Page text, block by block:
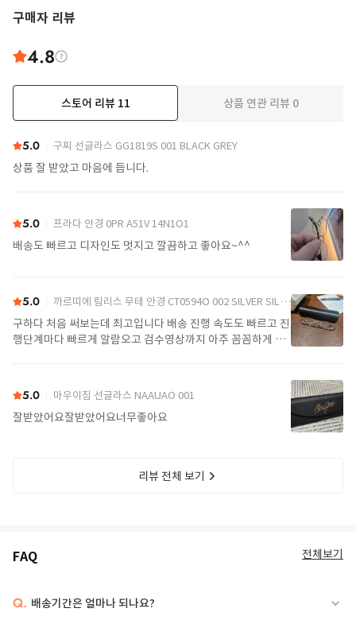
구매자 리뷰
4.8
스토어 리뷰 11 상품 연관 리뷰 0
5.0 구찌 선글라스 GG1819S 001 BLACK GREY
상품 잘 받았고 마음에 듭니다.
5.0 프라다 안경 0PR A51V 14N1O1
배송도 빠르고 디자인도 멋지고 깔끔하고 좋아요~^^
5.0 까르띠에 림리스 무테 안경 CT0594O 002 SILVER SILVER TRANSPARENT
구하다 처음 써보는데 최고입니다 배송 진행 속도도 빠르고 진
행단계마다 빠르게 알람오고 검수영상까지 아주 꼼꼼하게 찍
5.0 마우이짐 선글라스 NAAUAO 001
잘받았어요잘받았어요너무좋아요
리뷰 전체 보기
FAQ 전체보기
Q. 배송기간은 얼마나 되나요?